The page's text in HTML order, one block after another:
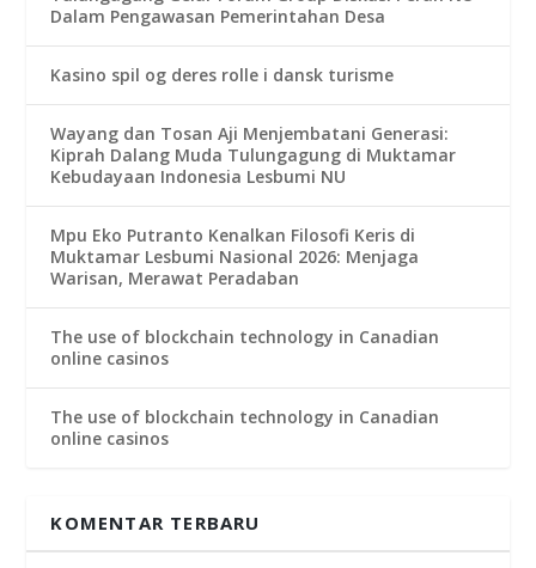
Dalam Pengawasan Pemerintahan Desa
Kasino spil og deres rolle i dansk turisme
Wayang dan Tosan Aji Menjembatani Generasi:
Kiprah Dalang Muda Tulungagung di Muktamar
Kebudayaan Indonesia Lesbumi NU
Mpu Eko Putranto Kenalkan Filosofi Keris di
Muktamar Lesbumi Nasional 2026: Menjaga
Warisan, Merawat Peradaban
The use of blockchain technology in Canadian
online casinos
The use of blockchain technology in Canadian
online casinos
KOMENTAR TERBARU